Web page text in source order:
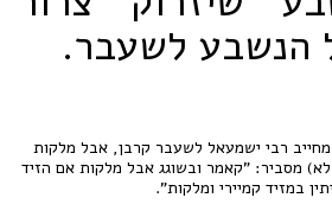
הנשבע לשעבר.
מחייב רבי ישמעאל לשעבר קרבן, אבל מלקות
לא) מסביר: "קאמר ובשוגג אבל מלקות אם הזיד
במזיד קמיירי ומלקות".